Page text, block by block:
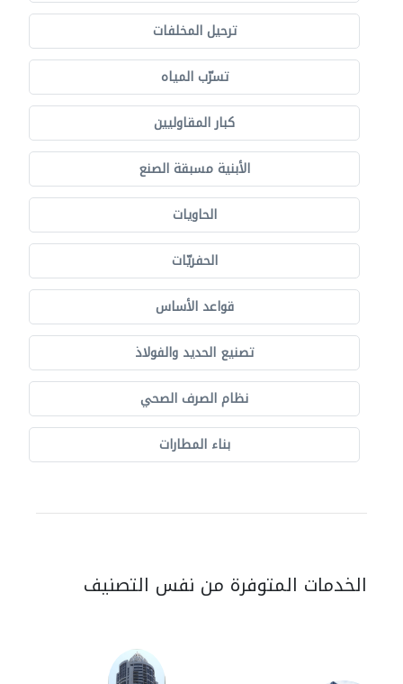
ترحيل المخلفات
تسرّب المياه
كبار المقاوليين
الأبنية مسبقة الصنع
الحاويات
الحفريّات
قواعد الأساس
تصنيع الحديد والفولاذ
نظام الصرف الصحي
بناء المطارات
الخدمات المتوفرة من نفس التصنيف